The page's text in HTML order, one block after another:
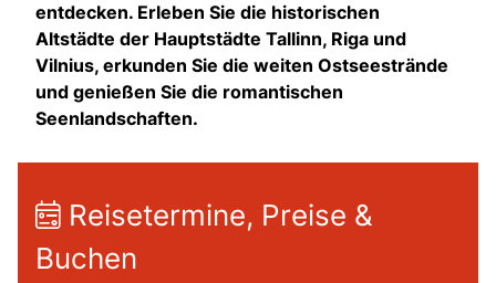
entdecken. Erleben Sie die historischen
Altstädte der Hauptstädte Tallinn, Riga und
Vilnius, erkunden Sie die weiten Ostseestrände
und genießen Sie die romantischen
Seenlandschaften.
Reisetermine, Preise &
Buchen